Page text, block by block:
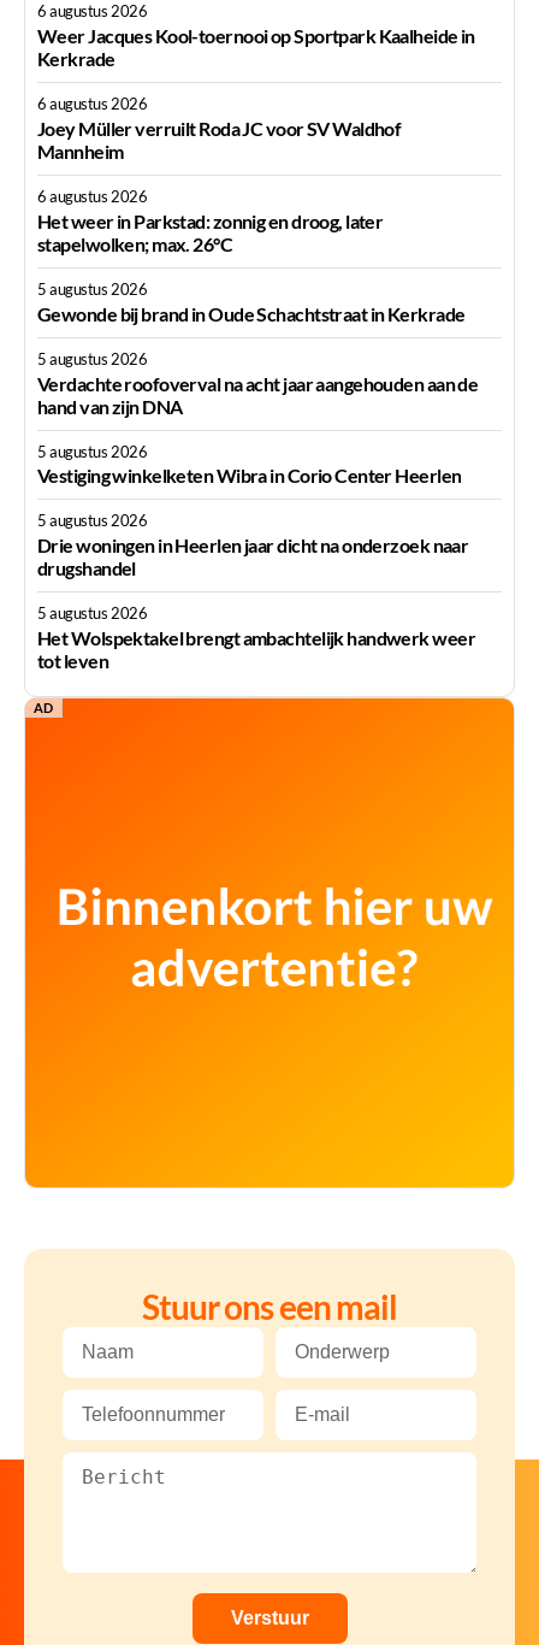
6 augustus 2026
Weer Jacques Kool-toernooi op Sportpark Kaalheide in
Kerkrade
6 augustus 2026
Joey Müller verruilt Roda JC voor SV Waldhof
Mannheim
6 augustus 2026
Het weer in Parkstad: zonnig en droog, later
stapelwolken; max. 26°C
5 augustus 2026
Gewonde bij brand in Oude Schachtstraat in Kerkrade
5 augustus 2026
Verdachte roofoverval na acht jaar aangehouden aan de
hand van zijn DNA
5 augustus 2026
Vestiging winkelketen Wibra in Corio Center Heerlen
5 augustus 2026
Drie woningen in Heerlen jaar dicht na onderzoek naar
drugshandel
5 augustus 2026
Het Wolspektakel brengt ambachtelijk handwerk weer
tot leven
AD
Stuur ons een mail